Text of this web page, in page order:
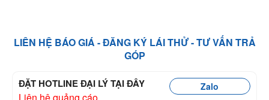
LIÊN HỆ BÁO GIÁ - ĐĂNG KÝ LÁI THỬ - TƯ VẤN TRẢ
GÓP
ĐẶT HOTLINE ĐẠI LÝ TẠI ĐÂY
Zalo